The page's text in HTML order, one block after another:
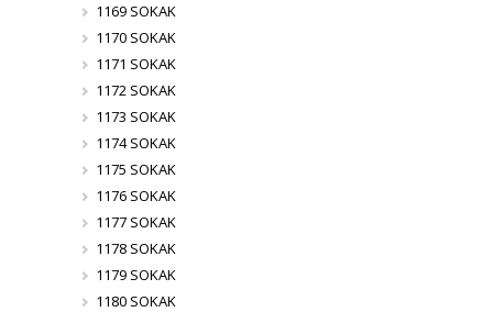
1169 SOKAK
1170 SOKAK
1171 SOKAK
1172 SOKAK
1173 SOKAK
1174 SOKAK
1175 SOKAK
1176 SOKAK
1177 SOKAK
1178 SOKAK
1179 SOKAK
1180 SOKAK